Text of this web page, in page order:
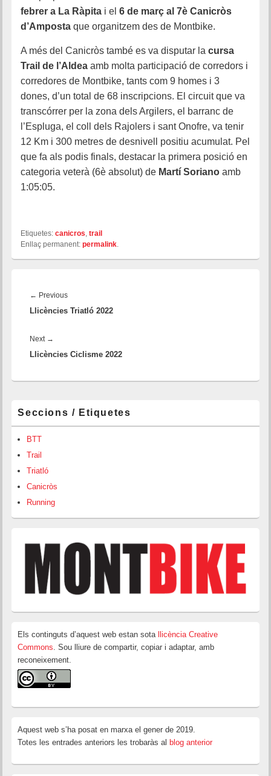
febrer a La Ràpita i el6 de març al 7è Canicròs
d’Amposta que organitzem des de Montbike.
A més del Canicròs també es va disputar lacursa
Trail de l’Aldea amb molta participació de corredors i
corredores de Montbike, tants com 9 homes i 3
dones, d’un total de 68 inscripcions. El circuit que va
transcórrer per la zona dels Argilers, el barranc de
l’Espluga, el coll dels Rajolers i sant Onofre, va tenir
12 Km i 300 metres de desnivell positiu acumulat. Pel
que fa als podis finals, destacar la primera posició en
categoria veterà (6è absolut) de Martí Soriano amb
1:05:05.
Etiquetes:canicros,trail
Enllaç permanent:permalink.
d'entrades
← Previous
post:
Llicències Triatló 2022
Next →
post:
Llicències Ciclisme 2022
lateral
principal
Seccions / Etiquetes
BTT
Trail
Triatló
Canicròs
Running
Els continguts d’aquest web estan sota llicència Creative
Commons. Sou lliure de compartir, copiar i adaptar, amb
reconeixement.
Aquest web s’ha posat en marxa el gener de 2019.
Totes les entrades anteriors les trobaràs al blog anterior